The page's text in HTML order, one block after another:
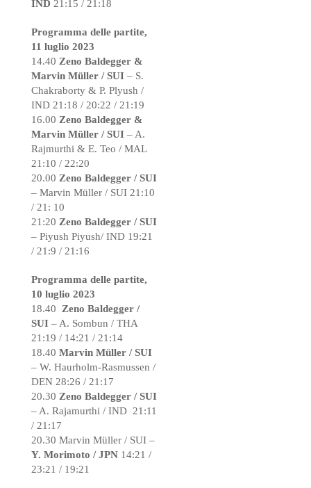
IND 21:15 / 21:18
Programma delle partite,
11 luglio 2023
14.40 Zeno Baldegger &
Marvin Müller / SUI – S.
Chakraborty & P. Plyush /
IND 21:18 / 20:22 / 21:19
16.00 Zeno Baldegger &
Marvin Müller / SUI – A.
Rajmurthi & E. Teo / MAL
21:10 / 22:20
20.00 Zeno Baldegger / SUI
– Marvin Müller / SUI 21:10
/ 21: 10
21:20 Zeno Baldegger / SUI
– Piyush Piyush/ IND 19:21
/ 21:9 / 21:16
Programma delle partite,
10 luglio 2023
18.40 Zeno Baldegger /
SUI – A. Sombun / THA
21:19 / 14:21 / 21:14
18.40 Marvin Müller / SUI
– W. Haurholm-Rasmussen /
DEN 28:26 / 21:17
20.30 Zeno Baldegger / SUI
– A. Rajamurthi / IND 21:11
/ 21:17
20.30 Marvin Müller / SUI –
Y. Morimoto / JPN 14:21 /
23:21 / 19:21